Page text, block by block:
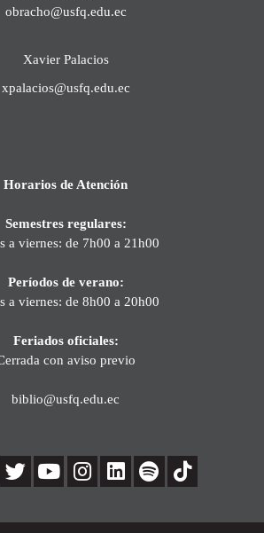
obracho@usfq.edu.ec
Xavier Palacios
xpalacios@usfq.edu.ec
Horarios de Atención
Semestres regulares:
a viernes: de 7h00 a 21h00
Períodos de verano:
a viernes: de 8h00 a 20h00
Feriados oficiales:
con aviso previo
biblio@usfq.edu.ec